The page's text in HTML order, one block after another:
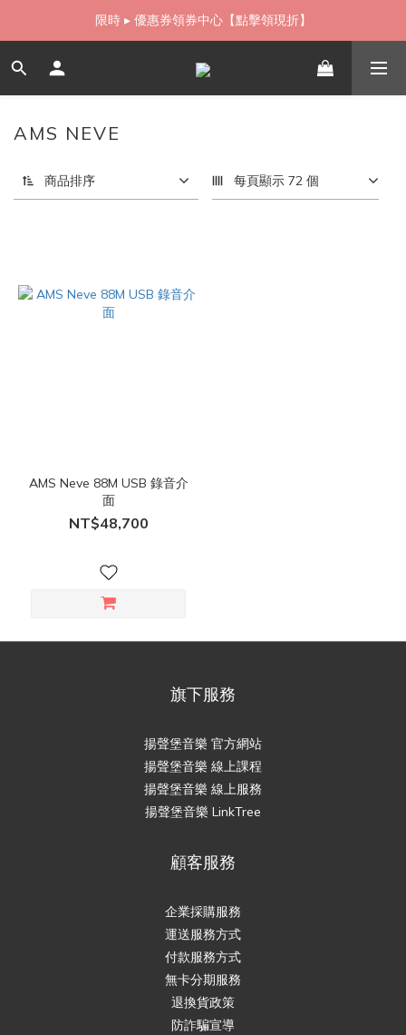
如需當日配送貨海外寄送，歡迎直接與我們聯繫
限時 ▸ 優惠券領券中心【點擊領現折】
如需當日配送貨海外寄送，歡迎直接與我們聯繫
AMS NEVE
商品排序 每頁顯示 72 個
AMS Neve 88M USB 錄音介
面
NT$48,700
旗下服務
揚聲堡音樂 官方網站
揚聲堡音樂 線上課程
揚聲堡音樂 線上服務
揚聲堡音樂 LinkTree
顧客服務
企業採購服務
運送服務方式
付款服務方式
無卡分期服務
退換貨政策
防詐騙宣導